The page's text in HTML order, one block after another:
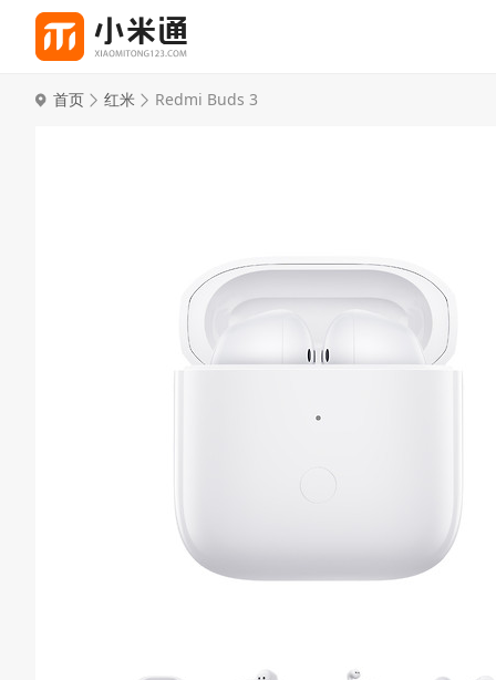
首页 红米 Redmi Buds 3